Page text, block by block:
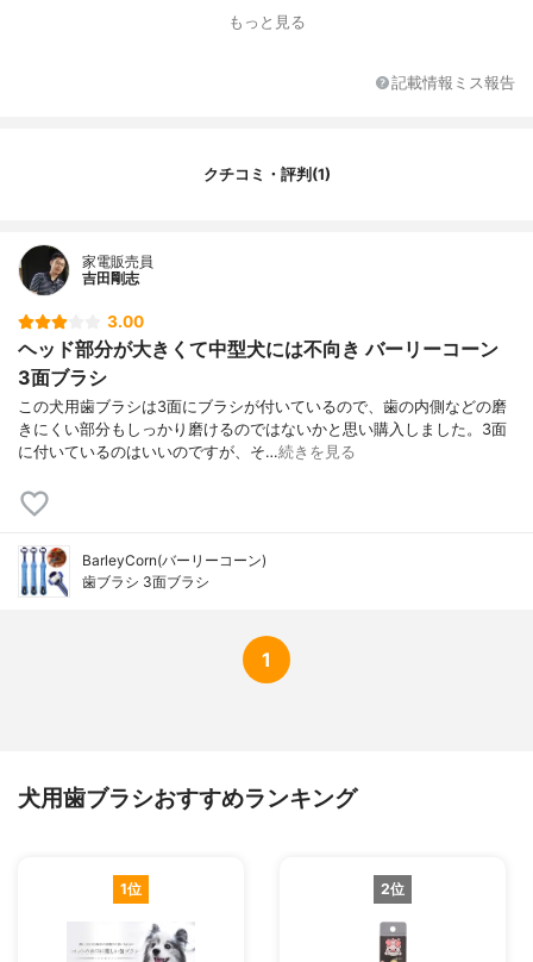
中・大型犬用
もっと見る
記載情報ミス報告
クチコミ・評判(1)
家電販売員
吉田剛志
3.00
ヘッド部分が大きくて中型犬には不向き バーリーコーン
3面ブラシ
この犬用歯ブラシは3面にブラシが付いているので、歯の内側などの磨
きにくい部分もしっかり磨けるのではないかと思い購入しました。3面
に付いているのはいいのですが、そ…続きを見る
BarleyCorn(バーリーコーン)
歯ブラシ 3面ブラシ
1
犬用歯ブラシおすすめランキング
1位 2位